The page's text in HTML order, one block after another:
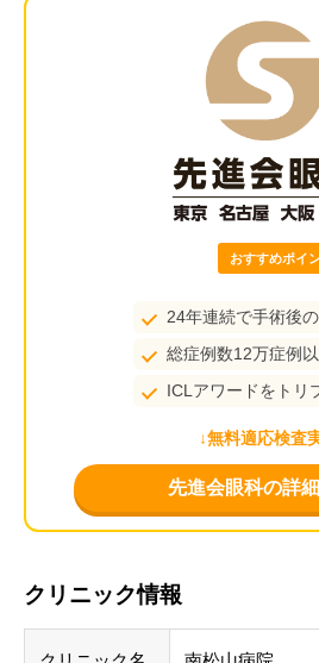
おすすめポイ
24年連続で手術後
総症例数12万症例
ICLアワードをトリ
↓無料適応検査
先進会眼科の詳
クリニック情報